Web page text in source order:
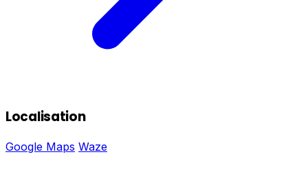
Localisation
Google Maps Waze